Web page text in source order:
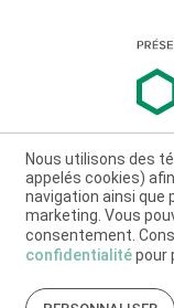
Nous utilisons des
appelés cookies)
navigation ainsi
marketing. Vous
consentement.
confidentialitépour